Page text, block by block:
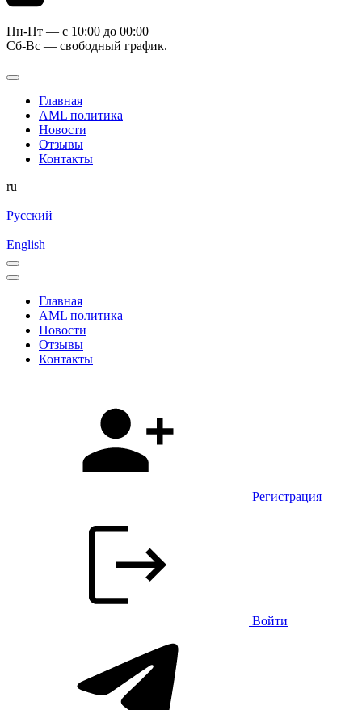
Пн-Пт — c 10:00 до 00:00
Сб-Вс — свободный график.
Главная
AML политика
Новости
Отзывы
Контакты
ru
Русский
English
Главная
AML политика
Новости
Отзывы
Контакты
Регистрация
Войти